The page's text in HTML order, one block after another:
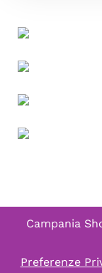
Campania
Preferenze